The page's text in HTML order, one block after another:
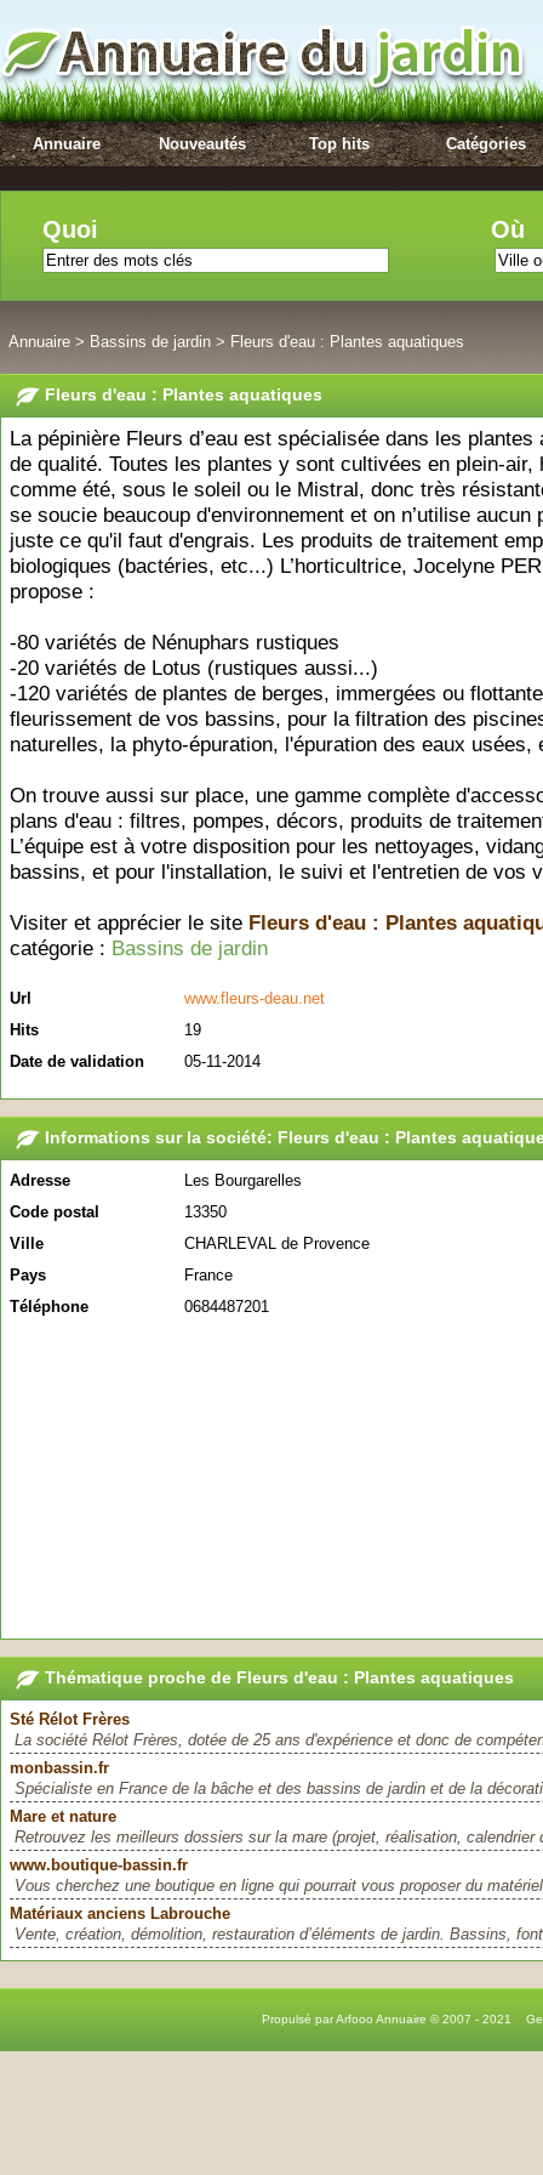
Annuaire Nouveautés Top hits Catégories
Quoi Où
Annuaire > Bassins de jardin > Fleurs d'eau : Plantes aquatiques
Fleurs d'eau : Plantes aquatiques
La pépinière Fleurs d’eau est spécialisée dans les plantes
de qualité. Toutes les plantes y sont cultivées en plein-air,
comme été, sous le soleil ou le Mistral, donc très
se soucie beaucoup d'environnement et on n’utilise aucun
juste ce qu'il faut d'engrais. Les produits de traitement
biologiques (bactéries, etc...) L’horticultrice, Jocelyne
propose :
-80 variétés de Nénuphars rustiques
-20 variétés de Lotus (rustiques aussi...)
-120 variétés de plantes de berges, immergées ou
fleurissement de vos bassins, pour la filtration des
naturelles, la phyto-épuration, l'épuration des eaux usées,
On trouve aussi sur place, une gamme complète
plans d'eau : filtres, pompes, décors, produits de
L’équipe est à votre disposition pour les nettoyages,
bassins, et pour l'installation, le suivi et l'entretien de vos
Visiter et apprécier le site Fleurs d'eau : Plantes
catégorie : Bassins de jardin
Url
www.fleurs-deau.net
Hits
19
Date de validation
05-11-2014
Informations sur la société: Fleurs d'eau : Plantes
Adresse
Les Bourgarelles
Code postal
13350
Ville
CHARLEVAL de Provence
Pays
France
Téléphone
0684487201
Thématique proche de Fleurs d'eau : Plantes aquatiques
Sté Rélot Frères
La société Rélot Frères, dotée de 25 ans d'expérience et donc de
monbassin.fr
Spécialiste en France de la bâche et des bassins de jardin et de la
Mare et nature
Retrouvez les meilleurs dossiers sur la mare (projet, réalisation, calendrier
www.boutique-bassin.fr
Vous cherchez une boutique en ligne qui pourrait vous proposer du
Matériaux anciens Labrouche
Vente, création, démolition, restauration d’éléments de jardin. Bassins,
Propulsé par Arfooo Annuaire © 2007 - 2021